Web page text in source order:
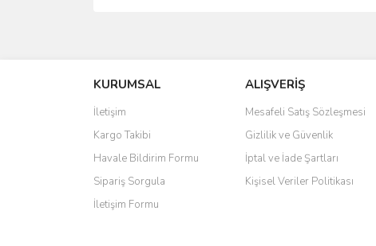
Ürün resmi kalitesiz, bozuk veya görüntülenemiyor.
Ürün açıklamasında eksik bilgiler bulunuyor.
Ürün bilgilerinde hatalar bulunuyor.
Ürün fiyatı diğer sitelerden daha pahalı.
Bu ürüne benzer farklı alternatifler olmalı.
KURUMSAL
İletişim
Kargo Takibi
Havale Bildirim Formu
Sipariş Sorgula
İletişim Formu
ALIŞVERİŞ
Mesafeli Satış Sözleşmesi
Gizlilik ve Güvenlik
İptal ve İade Şartları
Kişisel Veriler Politikası